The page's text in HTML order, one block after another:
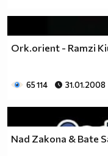
Ork.orient - Ramzi
65 114 31.01.2008
Nad Zakona & Bate